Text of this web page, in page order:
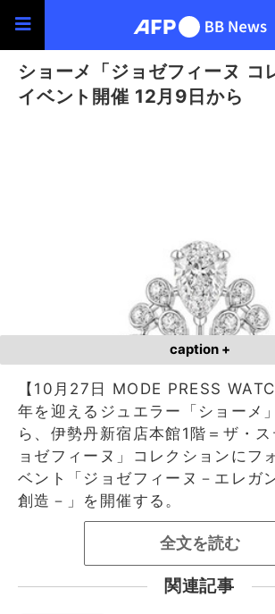
ショーメ「ジョゼフィーヌ コ
イベント開催 12月9日から
caption +
【10月27日 MODE PRESS
年を迎えるジュエラー「ショーメ
ら、伊勢丹新宿店本館1階＝ザ・
ョゼフィーヌ」コレクションにフ
ベント「ジョゼフィーヌ－エレガ
創造－」を開催する。
全文を読む
関連記事